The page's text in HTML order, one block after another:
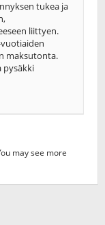
tukea ja
liittyen.
maksutonta.
pysäkki
may see more